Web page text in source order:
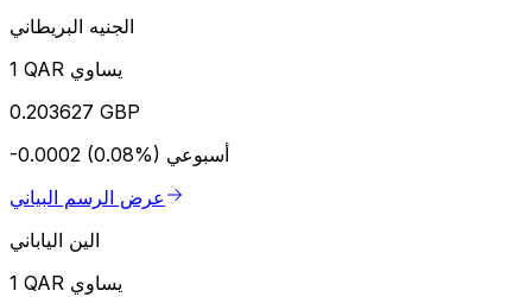
الجنيه البريطاني
1 QAR يساوي
0.203627 GBP
-0.0002 (0.08%) أسبوعي
عرض الرسم البياني
الين الياباني
1 QAR يساوي